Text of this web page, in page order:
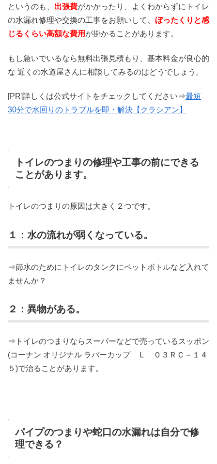
というのも、 出張費がかかったり、よくわからずにトイレ
の水漏れ修理や交換の工事をお願いして、 ぼったくりと感
じるくらい高額な費用 が掛かることがあります。
もし急いでいるなら無料出張見積もり、基本料金が良心的
な 近くの水道屋さんに相談してみるのはどうでしょう。
[PR]詳しくは公式サイトをチェックしてください⇒最短
30分で水回りのトラブルを即・解決【クラシアン】
トイレのつまりの修理や工事の前にできる
ことがあります。
トイレのつまりの原因は大きく２つです。
１：水の流れが弱くなっている。
⇒節水のためにトイレのタンクにペットボトルなど入れて
ませんか？
２：異物がある。
⇒トイレのつまりならスーパーなどで売っているスッポン
(コーナン オリジナル ラバーカップ Ｌ ０３ＲＣ－１４
５)で治ることがあります。
パイプのつまりや蛇口の水漏れは自分で修
理できる？